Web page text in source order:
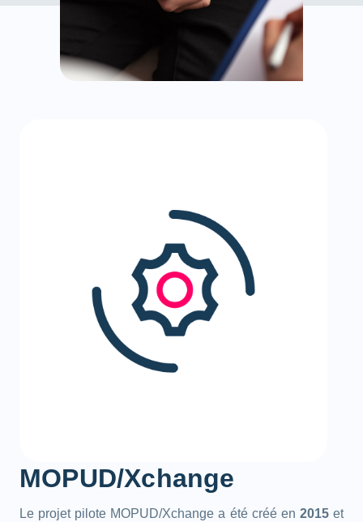
MOPUD/Xchange
Le projet pilote MOPUD/Xchange a été créé en 2015et